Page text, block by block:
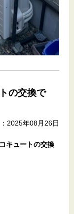
の交換で
2025年08月26日
キュートの交換